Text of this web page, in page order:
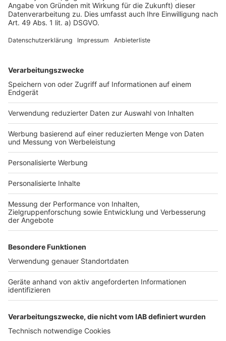
Impressum
Services
Bauprojekt-Quiz
Häuser-Suche
Hausanbieter-Suche
Bauprojekt-Profil
Für Unternehmen
Ihre Baufirma auf bauen.de
Kostenloses Infogespräch